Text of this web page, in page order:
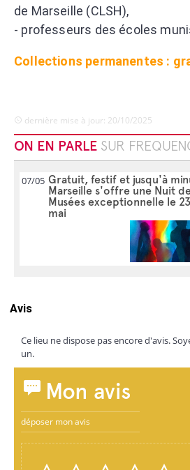
de Marseille (CLSH),
- professeurs des écoles
Collections permanentes :
dernière mise à jour: 20/10/2025
ON EN PARLE SUR
07/05 Gratuit, festif et jusqu'à
Marseille s'offre une Nuit
Musées exceptionnelle le 23
mai
Avis
Ce lieu ne dispose pas encore d'avis.
un.
Mon avis
déposer mon avis